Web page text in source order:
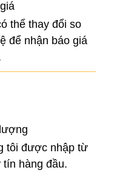
thể thay đổi so
để nhận báo giá
tôi được nhập từ
tín hàng đầu.